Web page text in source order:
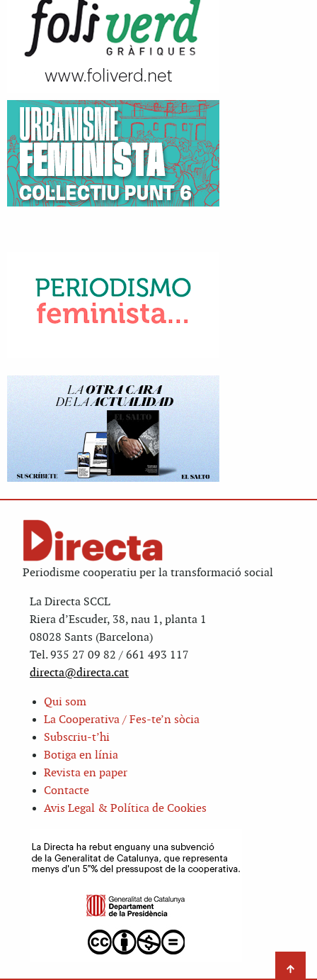
Periodisme cooperatiu per la transformació social
La Directa SCCL
Riera d’Escuder, 38, nau 1, planta 1
08028 Sants (Barcelona)
Tel. 935 27 09 82 / 661 493 117
directa@directa.cat
Qui som
La Cooperativa / Fes-te’n sòcia
Subscriu-t’hi
Botiga en línia
Revista en paper
Contacte
Avis Legal & Política de Cookies